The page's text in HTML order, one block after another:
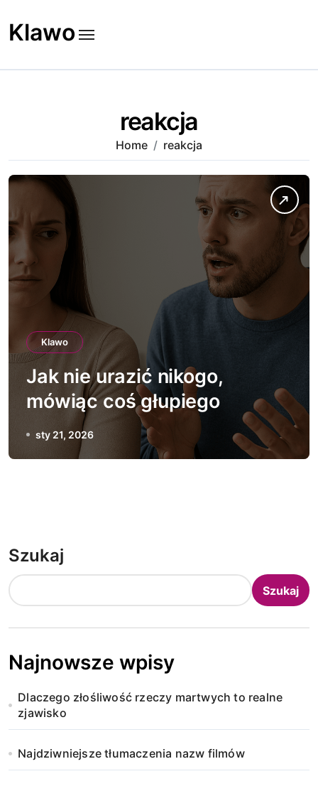
to
content
Klawo
reakcja
Home reakcja
Klawo
Jak nie urazić nikogo,
mówiąc coś głupiego
sty 21, 2026
Szukaj
Szukaj
Najnowsze wpisy
Dlaczego złośliwość rzeczy martwych to realne
zjawisko
Najdziwniejsze tłumaczenia nazw filmów